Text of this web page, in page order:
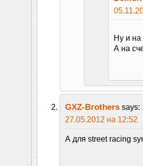
Ну и на
А на
GXZ-Brothers says:
27.05.2012 на 12:52
А для street racing